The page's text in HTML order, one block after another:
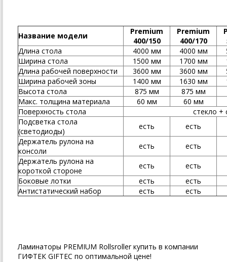
Название модели
Premium
400/150
Premium
400/170
Длина стола
4000 мм 4000 мм
Ширина стола
1500 мм 1700 мм
Длина рабочей поверхности
3600 мм 3600 мм
Ширина рабочей зоны
1400 мм 1630 мм
Высота стола
875 мм
875 мм
Макс. толщина материала
60 мм
60 мм
Поверхность стола
стекло +
Подсветка стола
(светодиоды)
есть
есть
Держатель рулона на
консоли
есть
есть
Держатель рулона на
короткой стороне
есть
есть
Боковые лотки
есть
есть
Антистатический набор
есть есть
Ламинаторы PREMIUM Rollsroller купить в компании
ГИФТЕК GIFTEC по оптимальной цене!